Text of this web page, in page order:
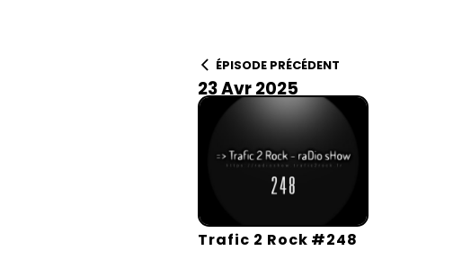
y
ÉPISODE PRÉCÉDENT
23 Avr 2025
Trafic 2 Rock #248